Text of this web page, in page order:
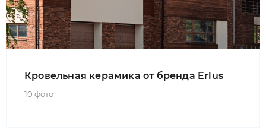
Кровельная керамика от бренда Erlus
10 фото